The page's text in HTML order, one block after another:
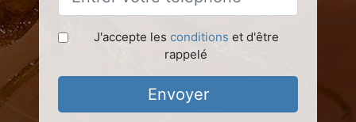
J'accepte les conditions et d'être
rappelé
Envoyer